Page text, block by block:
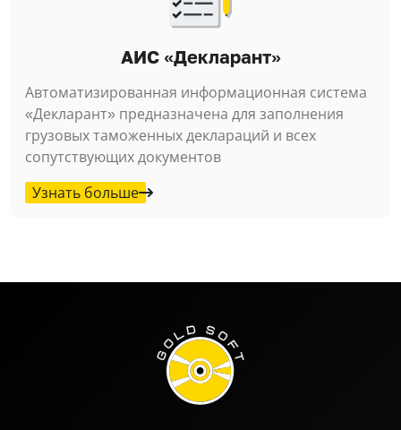
АИС «Декларант»
Автоматизированная информационная система
«Декларант» предназначена для заполнения
грузовых таможенных деклараций и всех
сопутствующих документов
Узнать больше